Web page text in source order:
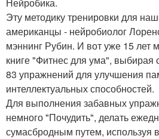
Эту методику тренировки для
американцы - нейробиолог
мэннинг Рубин. И вот уже 15 лет
книге "Фитнес для ума",
83 упражнений для улучшения
интеллектуальных способностей.
Для выполнения забавных
немного "Почудить", делать
сумасбродным путем, используя